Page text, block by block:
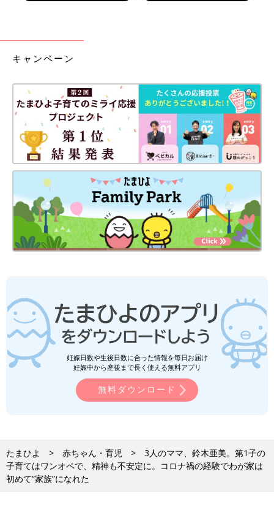
キャンペーン
妊娠日数や生後日数に合った情報を毎日お届け
妊娠中から産後まで長く使える無料アプリ
無料ダウンロード
たまひよ 赤ちゃん・育児
3人のママ、鈴木亜美。第1子の
子育てはワンオペで、精神も不安定に。コロナ禍の経験でわが家は
初めて“家族”になれた